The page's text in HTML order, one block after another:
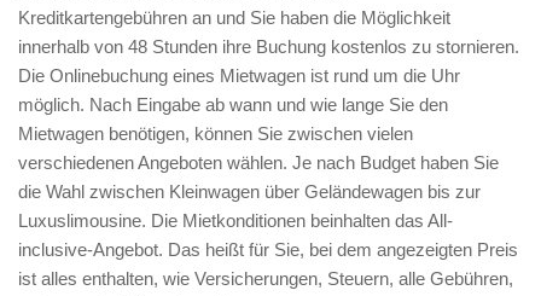
Kreditkartengebühren an und Sie haben die Möglichkeit
innerhalb von 48 Stunden ihre Buchung kostenlos zu stornieren.
Die Onlinebuchung eines Mietwagen ist rund um die Uhr
möglich. Nach Eingabe ab wann und wie lange Sie den
Mietwagen benötigen, können Sie zwischen vielen
verschiedenen Angeboten wählen. Je nach Budget haben Sie
die Wahl zwischen Kleinwagen über Geländewagen bis zur
Luxuslimousine. Die Mietkonditionen beinhalten das All-
inclusive-Angebot. Das heißt für Sie, bei dem angezeigten Preis
ist alles enthalten, wie Versicherungen, Steuern, alle Gebühren,